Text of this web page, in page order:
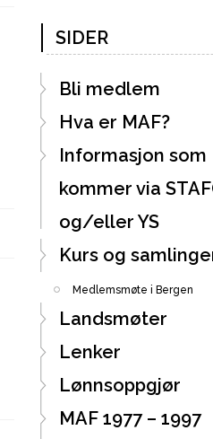
SIDER
Bli medlem
Hva er MAF?
Informasjon som
kommer via
og/eller YS
Kurs og
Medlemsmøte i Bergen
Landsmøter
Lenker
Lønnsoppgjør
MAF 1977 – 1997